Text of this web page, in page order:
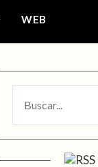
WEB